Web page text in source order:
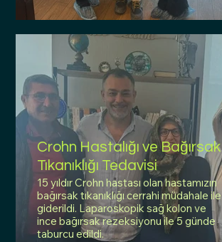
Crohn Hastalığı ve Bağırsak
Tıkanıklığı Tedavisi
15 yıldır Crohn hastası olan hastamızın
bağırsak tıkanıklığı cerrahi müdahale ile
giderildi. Laparoskopik sağ kolon ve
ince bağırsak rezeksiyonu ile 5 günde
taburcu edildi.